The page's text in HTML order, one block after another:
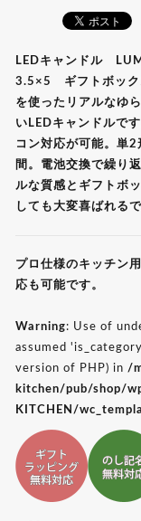
LEDキャンドル
3.5×5 ギフトボック
を使ったリアルなゆ
いLEDキャンドルで
コン対応が可能。単
間。電池交換で繰り
ルな質感とギフトボ
しても大変喜ばれる
プロ仕様のキッチン
応も可能です。
Warning: Use of
assumed
version of PHP) in /
kitchen/pub/shop/
KITCHEN/
ギフト